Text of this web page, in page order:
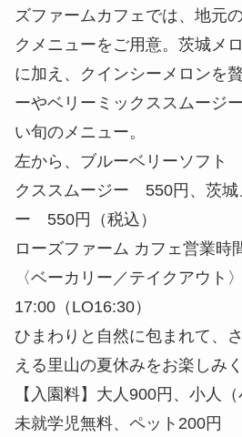
ズファームカフェでは、地元
クメニューをご用意。茨城メ
に加え、クインシーメロンを
ーやベリーミックススムージ
い旬のメニュー。
左から、ブルーベリーソフト
クススムージー 550円、茨城
ー 550円（税込）
ローズファーム カフェ営業時
〈ベーカリー／テイクアウト
17:00（LO16:30）
ひまわりと自然に包まれて、
える里山の夏休みをお楽しみく
【入園料】大人900円、小人
未就学児無料、ペット200円